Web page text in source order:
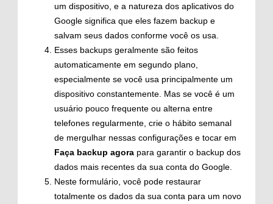
um dispositivo, e a natureza dos aplicativos do
Google significa que eles fazem backup e
salvam seus dados conforme você os usa.
Esses backups geralmente são feitos
automaticamente em segundo plano,
especialmente se você usa principalmente um
dispositivo constantemente. Mas se você é um
usuário pouco frequente ou alterna entre
telefones regularmente, crie o hábito semanal
de mergulhar nessas configurações e tocar em
Faça backup agora para garantir o backup dos
dados mais recentes da sua conta do Google.
Neste formulário, você pode restaurar
totalmente os dados da sua conta para um novo